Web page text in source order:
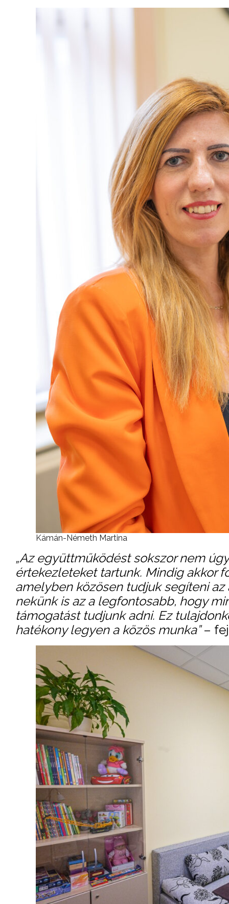
Kámán-Németh Martina
„Az együttműködést sokszor nem
értekezleteket tartunk. Mindig akkor
amelyben közösen tudjuk segíteni
nekünk is az a legfontosabb, hogy
támogatást tudjunk adni. Ez
hatékony legyen a közös munka”–